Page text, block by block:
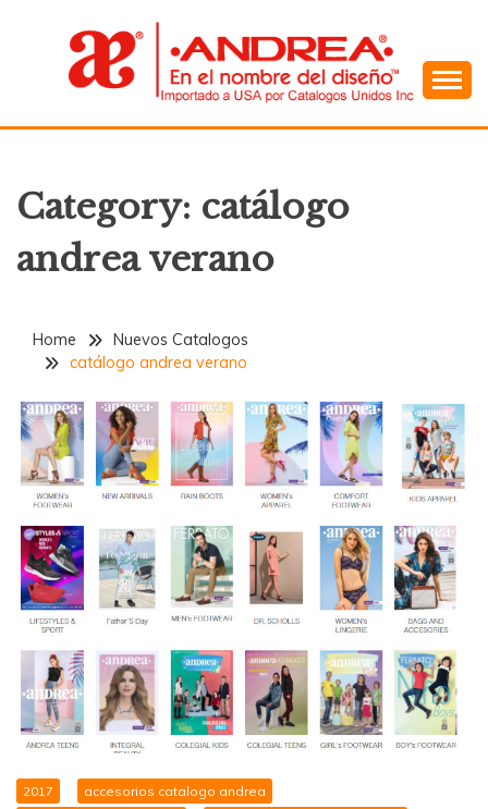
ANDREA
Category: catálogo
andrea verano
Home
Nuevos Catalogos
catálogo andrea verano
2017
accesorios catalogo andrea